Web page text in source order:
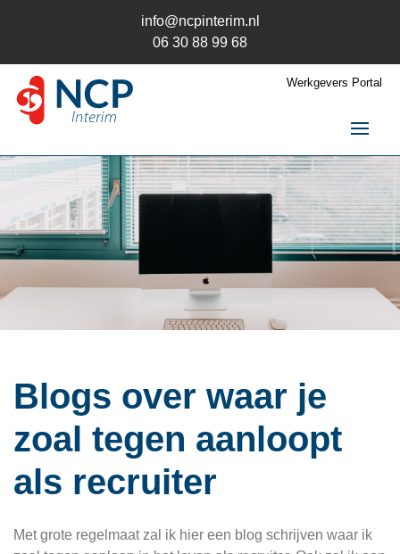
info@ncpinterim.nl
06 30 88 99 68
Werkgevers Portal
NCP Interim
Interim / RPO
Opdrachtgever
Kandidaat
Contact
Blogs over waar je
zoal tegen aanloopt
als recruiter
Met grote regelmaat zal ik hier een blog schrijven waar ik